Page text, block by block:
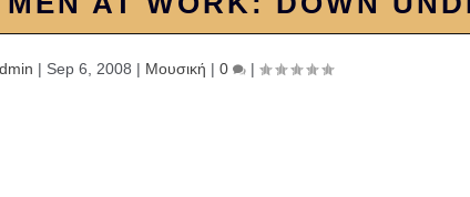
| Sep 6, 2008 | Μουσική | 0 |